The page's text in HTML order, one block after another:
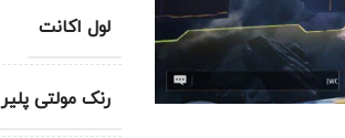
لول اکانت
رنک مولتی پلیر